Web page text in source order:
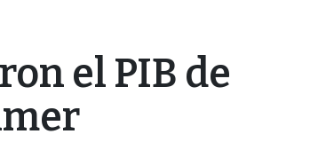
el PIB de